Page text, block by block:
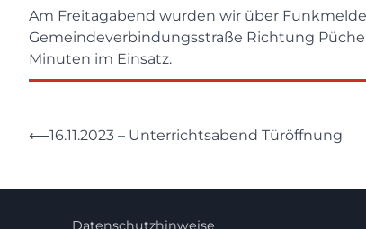
Am Freitagabend wurden wir über
Gemeindeverbindungsstraße Richtung
Minuten im Einsatz.
Beitragsnavigation
⟵16.11.2023 – Unterrichtsabend Türöffnung
Datenschutzhinweise